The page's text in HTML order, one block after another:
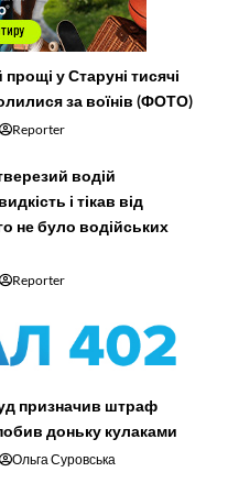
у Старуні тисячі
за воїнів (ФОТО)
Reporter
водій
і тікав від
не було водійських
Reporter
призначив штраф
доньку кулаками
Ольга Суровська